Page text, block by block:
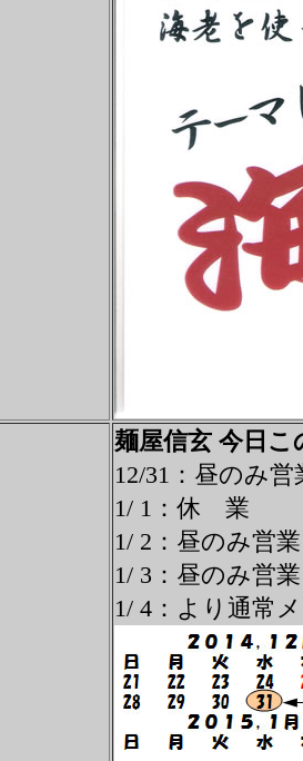
麺屋信玄 今日
12/31：昼のみ
1/ 1：休 業
1/ 2：昼のみ営
1/ 3：昼のみ営
1/ 4：より通常